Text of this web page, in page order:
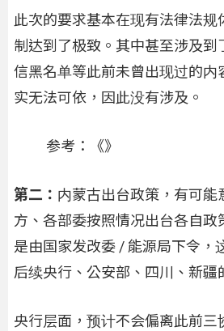
此次的要求基本在现有法律法规
制达到了极致。其中甚至涉及到
信黑名单等此前未曾出现过的内
实无法可依，因此没有涉及。
参考：《》
第二： 内蒙古出台政策，有可能
方、各部委按照情况出台各自政
是由国家发改委 / 能源局下令，
后续央行、公安部、四川、新疆
央行层面，预计不会偏离此前三